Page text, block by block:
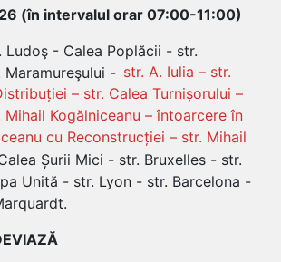
(în intervalul orar 07:00-11:00)
Ludoş - Calea Poplăcii - str.
- str. A. Iulia – str.
– str. Calea Turnișorului –
Kogălniceanu – întoarcere în
cu Reconstrucției – str. Mihail
Șurii Mici - str. Bruxelles - str.
Unită - str. Lyon - str. Barcelona -